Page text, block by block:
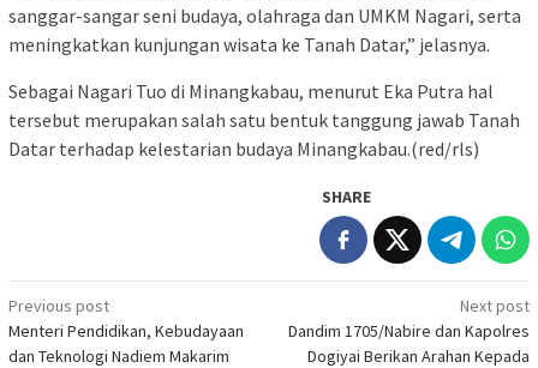
sanggar-sangar seni budaya, olahraga dan UMKM Nagari, serta
meningkatkan kunjungan wisata ke Tanah Datar,” jelasnya.
Sebagai Nagari Tuo di Minangkabau, menurut Eka Putra hal
tersebut merupakan salah satu bentuk tanggung jawab Tanah
Datar terhadap kelestarian budaya Minangkabau.(red/rls)
SHARE
Post
navigation
Previous post
Menteri Pendidikan, Kebudayaan
dan Teknologi Nadiem Makarim
Next post
Dandim 1705/Nabire dan Kapolres
Dogiyai Berikan Arahan Kepada